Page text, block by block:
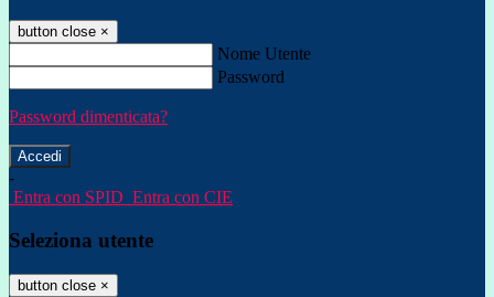
button close ×
Nome Utente
Password
Password dimenticata?
-
Entra con SPID Entra con CIE
Seleziona utente
button close ×